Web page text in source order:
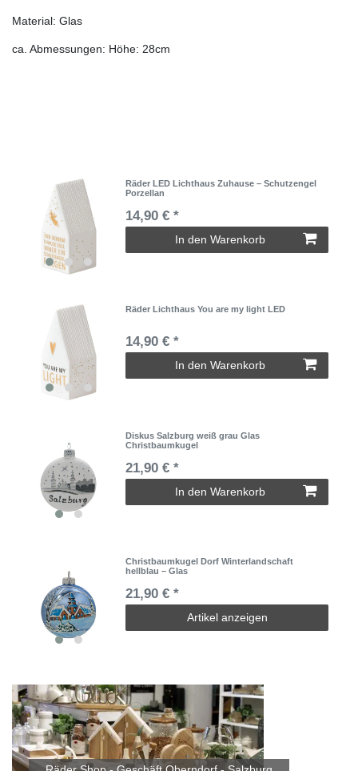
Material: Glas
ca. Abmessungen: Höhe: 28cm
Räder LED Lichthaus Zuhause – Schutzengel
Porzellan
14,90 € *
In den Warenkorb
Räder Lichthaus You are my light LED
14,90 € *
In den Warenkorb
Diskus Salzburg weiß grau Glas
Christbaumkugel
21,90 € *
In den Warenkorb
Christbaumkugel Dorf Winterlandschaft
hellblau – Glas
21,90 € *
Artikel anzeigen